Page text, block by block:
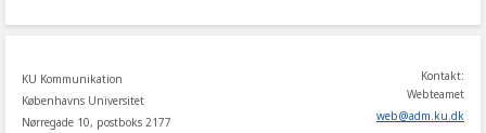
KU Kommunikation
Københavns Universitet
Nørregade 10, postboks 2177
Kontakt:
Webteamet
web@adm.ku.dk